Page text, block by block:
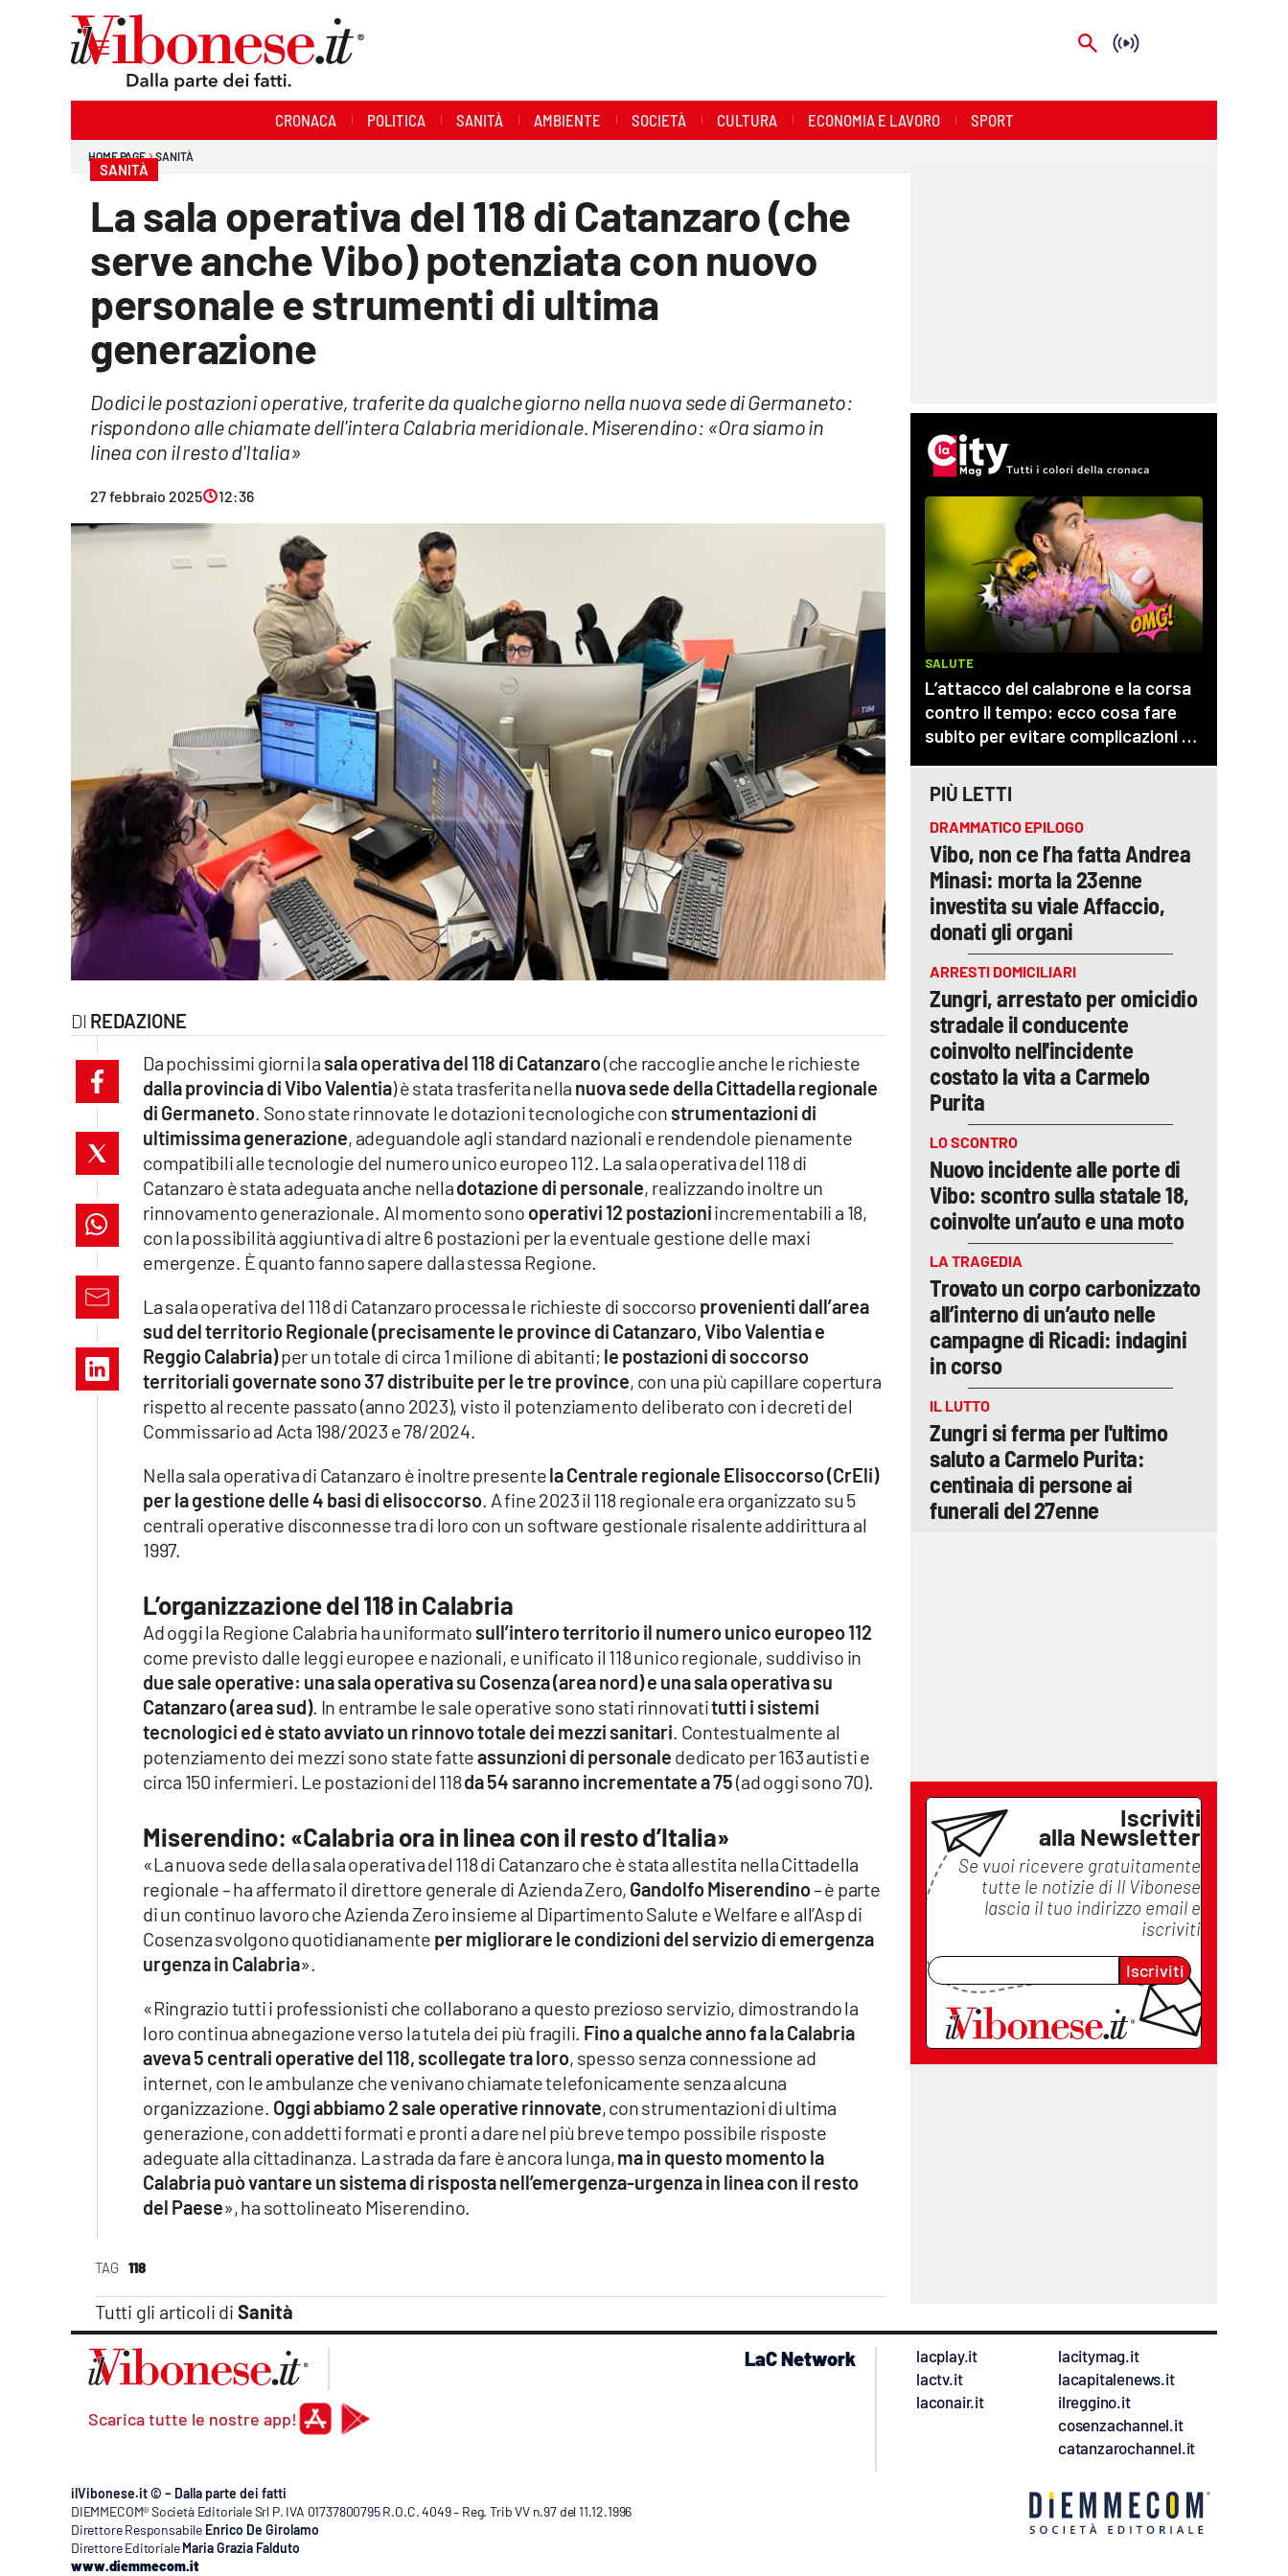
Economia e Lavoro
lacitymag.it
cosenzachannel.it
catanzarochannel.it
lacapitalenews.it
Vai
CRONACA POLITICA SANITÀ AMBIENTE SOCIETÀ CULTURA ECONOMIA E LAVORO SPORT
HOME PAGE SANITÀ
SANITÀ
La sala operativa del 118 di Catanzaro (che
serve anche Vibo) potenziata con nuovo
personale e strumenti di ultima
generazione
Dodici le postazioni operative, traferite da qualche giorno nella nuova sede di Germaneto:
rispondono alle chiamate dell'intera Calabria meridionale. Miserendino: «Ora siamo in
linea con il resto d'Italia»
27 febbraio 2025 12:36
REDAZIONE
TAG 118
Tutti gli articoli di Sanità
Da pochissimi giorni la sala operativa del 118 di Catanzaro(che raccoglie anche le richieste
dalla provincia di Vibo Valentia) è stata trasferita nella nuova sede della Cittadella regionale
di Germaneto. Sono state rinnovate le dotazioni tecnologiche con strumentazioni di
ultimissima generazione, adeguandole agli standard nazionali e rendendole pienamente
compatibili alle tecnologie del numero unico europeo 112. La sala operativa del 118 di
Catanzaro è stata adeguata anche nelladotazione di personale, realizzando inoltre un
rinnovamento generazionale. Al momento sono operativi 12 postazioniincrementabili a 18,
con la possibilità aggiuntiva di altre 6 postazioni per la eventuale gestione delle maxi
emergenze. È quanto fanno sapere dalla stessa Regione.
La sala operativa del 118 di Catanzaro processa le richieste di soccorso provenienti dall’area
sud del territorio Regionale (precisamente le province di Catanzaro, Vibo Valentia e
Reggio Calabria)per un totale di circa 1 milione di abitanti; le postazioni di soccorso
territoriali governate sono 37 distribuite per le tre province, con una più capillare copertura
rispetto al recente passato (anno 2023), visto il potenziamento deliberato con i decreti del
Commissario ad Acta 198/2023 e 78/2024.
Nella sala operativa di Catanzaro è inoltre presentela Centrale regionale Elisoccorso (CrEli)
per la gestione delle 4 basi di elisoccorso. A fine 2023 il 118 regionale era organizzato su 5
centrali operative disconnesse tra di loro con un software gestionale risalente addirittura al
1997.
L’organizzazione del 118 in Calabria
Ad oggi la Regione Calabria ha uniformato sull’intero territorio il numero unico europeo 112
come previsto dalle leggi europee e nazionali, e unificato il 118 unico regionale, suddiviso in
due sale operative: una sala operativa su Cosenza (area nord) e una sala operativa su
Catanzaro (area sud). In entrambe le sale operative sono stati rinnovatitutti i sistemi
tecnologici ed è stato avviato un rinnovo totale dei mezzi sanitari. Contestualmente al
potenziamento dei mezzi sono state fatteassunzioni di personale dedicato per 163 autisti e
circa 150 infermieri. Le postazioni del 118da 54 saranno incrementate a 75(ad oggi sono 70).
Miserendino: «Calabria ora in linea con il resto d’Italia»
«La nuova sede della sala operativa del 118 di Catanzaro che è stata allestita nella Cittadella
regionale – ha affermato il direttore generale di Azienda Zero, Gandolfo Miserendino– è parte
di un continuo lavoro che Azienda Zero insieme al Dipartimento Salute e Welfare e all’Asp di
Cosenza svolgono quotidianamente per migliorare le condizioni del servizio di emergenza
urgenza in Calabria».
«Ringrazio tutti i professionisti che collaborano a questo prezioso servizio, dimostrando la
loro continua abnegazione verso la tutela dei più fragili. Fino a qualche anno fa la Calabria
aveva 5 centrali operative del 118, scollegate tra loro, spesso senza connessione ad
internet, con le ambulanze che venivano chiamate telefonicamente senza alcuna
organizzazione. Oggi abbiamo 2 sale operative rinnovate, con strumentazioni di ultima
generazione, con addetti formati e pronti a dare nel più breve tempo possibile risposte
adeguate alla cittadinanza. La strada da fare è ancora lunga,ma in questo momento la
Calabria può vantare un sistema di risposta nell’emergenza-urgenza in linea con il resto
del Paese», ha sottolineato Miserendino.
PIÙ LETTI
DRAMMATICO EPILOGO
Vibo, non ce l’ha fatta Andrea
Minasi: morta la 23enne
investita su viale Affaccio,
donati gli organi
ARRESTI DOMICILIARI
Zungri, arrestato per omicidio
stradale il conducente
coinvolto nell'incidente
costato la vita a Carmelo
Purita
LO SCONTRO
Nuovo incidente alle porte di
Vibo: scontro sulla statale 18,
coinvolte un’auto e una moto
LA TRAGEDIA
Trovato un corpo carbonizzato
all’interno di un’auto nelle
campagne di Ricadi: indagini
in corso
IL LUTTO
Zungri si ferma per l'ultimo
saluto a Carmelo Purita:
centinaia di persone ai
funerali del 27enne
Iscriviti
alla Newsletter
Se vuoi ricevere gratuitamente
tutte le notizie di Il Vibonese
lascia il tuo indirizzo email e
iscriviti
Iscriviti
Scarica tutte le nostre app!
LaC Network
lacplay.it
lactv.it
laconair.it
lacitymag.it
lacapitalenews.it
ilreggino.it
cosenzachannel.it
catanzarochannel.it
ilVibonese.it © – Dalla parte dei fatti
DIEMMECOM® Società Editoriale Srl P. IVA 01737800795 R.O.C. 4049 – Reg. Trib VV n.97 del 11.12.1996
Direttore Responsabile Enrico De Girolamo
Direttore Editoriale Maria Grazia Falduto
www.diemmecom.it